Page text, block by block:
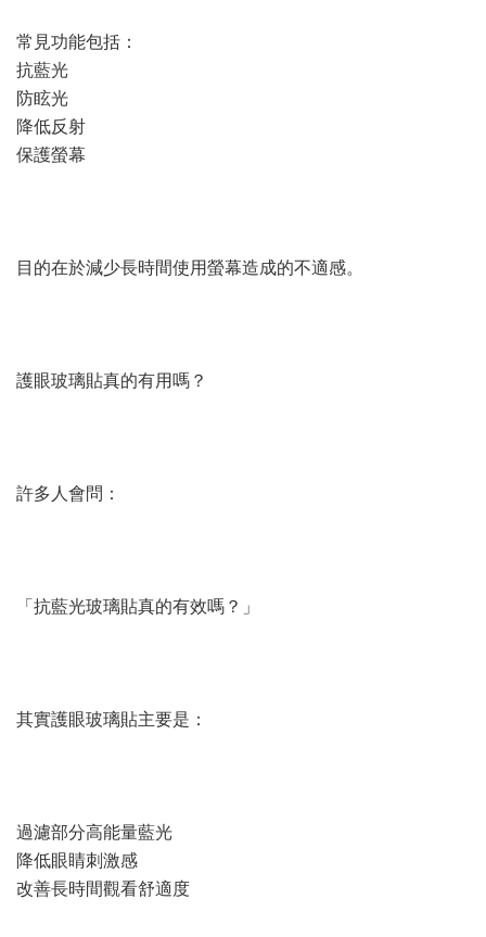
常見功能包括：
抗藍光
防眩光
降低反射
保護螢幕
目的在於減少長時間使用螢幕造成的不適感。
護眼玻璃貼真的有用嗎？
許多人會問：
「抗藍光玻璃貼真的有效嗎？」
其實護眼玻璃貼主要是：
過濾部分高能量藍光
降低眼睛刺激感
改善長時間觀看舒適度